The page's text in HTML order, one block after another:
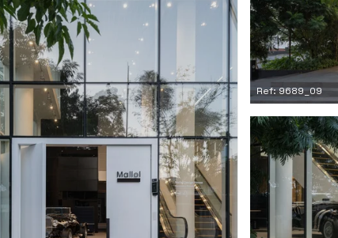
Ref: 9689_09